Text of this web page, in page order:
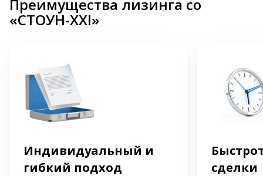
Преимущества лизинга со
«СТОУН-XXI»
Индивидуальный и
гибкий подход
сделки